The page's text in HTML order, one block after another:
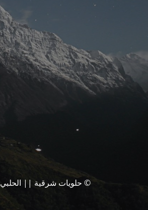
© حلويات شرقية || الحلبي 2026